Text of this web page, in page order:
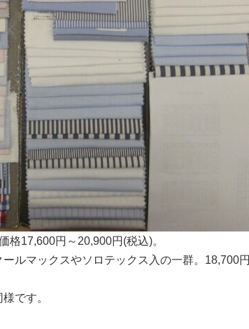
格17,600円～20,900円(税込)。
ルマックスやソロテックス入の一群。18,700円
です。